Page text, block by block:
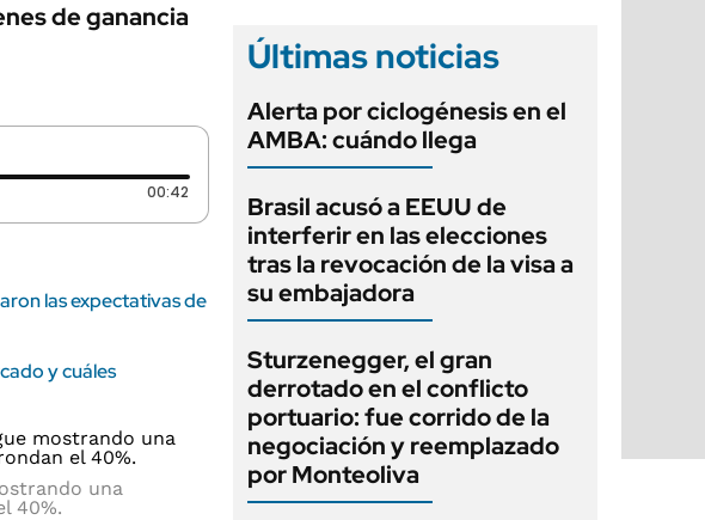
de ganancia
00:42
las expectativas de
y cuáles
una
40%.
Últimas noticias
Alerta por ciclogénesis en el
AMBA: cuándo llega
Brasil acusó a EEUU de
interferir en las elecciones
tras la revocación de la visa a
su embajadora
Sturzenegger, el gran
derrotado en el conflicto
portuario: fue corrido de la
negociación y reemplazado
por Monteoliva